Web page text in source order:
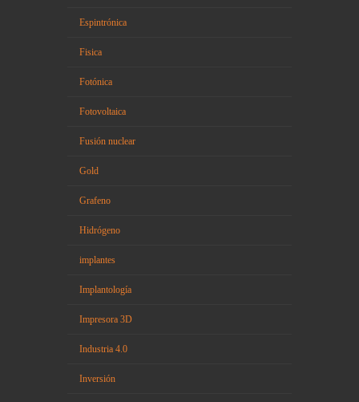
Espintrónica
Fisica
Fotónica
Fotovoltaica
Fusión nuclear
Gold
Grafeno
Hidrógeno
implantes
Implantología
Impresora 3D
Industria 4.0
Inversión